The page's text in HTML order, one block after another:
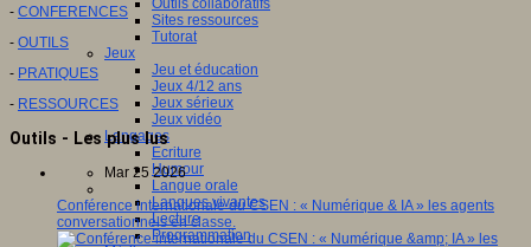
Outils collaboratifs
Sites ressources
Tutorat
Jeux
Jeu et éducation
Jeux 4/12 ans
Jeux sérieux
Jeux vidéo
Langages
Ecriture
Humour
Langue orale
Langues vivantes
Lecture
Programmation
- CONFERENCES
- OUTILS
- PRATIQUES
- RESSOURCES
Outils - Les plus lus
Mar 25 2026
Conférence internationale du CSEN : « Numérique & IA » les agents
conversationnels en classe.